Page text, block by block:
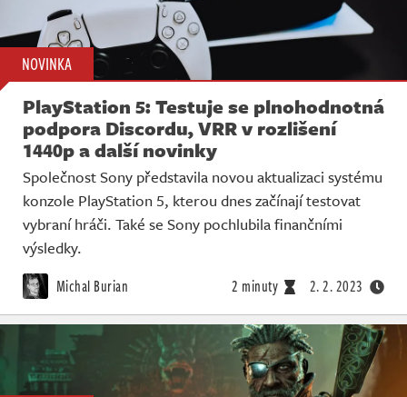
NOVINKA
PlayStation 5: Testuje se plnohodnotná
podpora Discordu, VRR v rozlišení
1440p a další novinky
Společnost Sony představila novou aktualizaci systému
konzole PlayStation 5, kterou dnes začínají testovat
vybraní hráči. Také se Sony pochlubila finančními
výsledky.
Michal Burian 2 minuty 2. 2. 2023